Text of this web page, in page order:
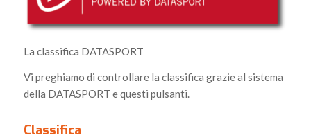
La classifica DATASPORT
Vi preghiamo di controllare la classifica grazie al sistema
della DATASPORT e questi pulsanti.
Classifica